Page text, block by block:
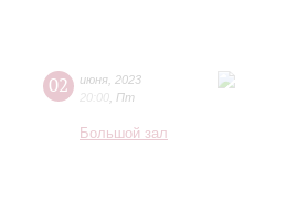
02 июня 2023
20:00 Пт
Большой зал